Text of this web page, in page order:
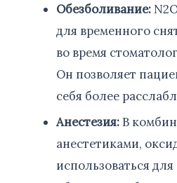
Обезболивание:
для временного
во время
Он позволяет
себя более
Анестезия: В
анестетиками,
использоваться